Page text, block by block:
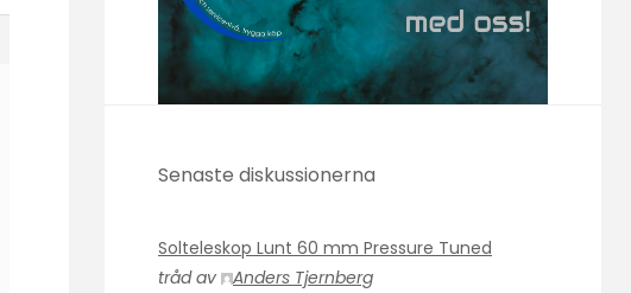
Senaste diskussionerna
Solteleskop Lunt 60 mm Pressure Tuned
tråd av
Anders Tjernberg